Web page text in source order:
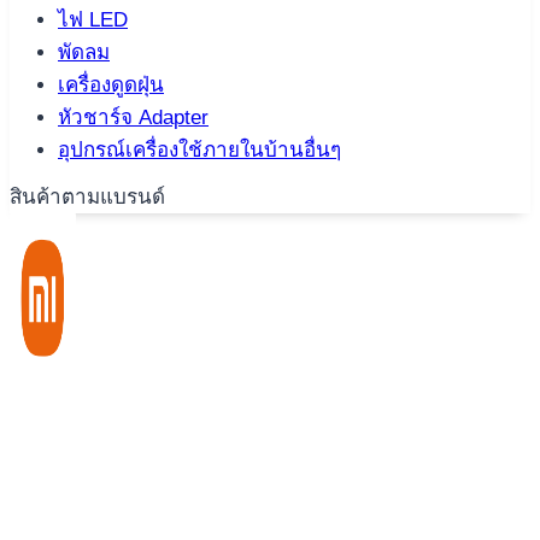
ไฟ LED
พัดลม
เครื่องดูดฝุ่น
หัวชาร์จ Adapter
อุปกรณ์เครื่องใช้ภายในบ้านอื่นๆ
สินค้าตามแบรนด์